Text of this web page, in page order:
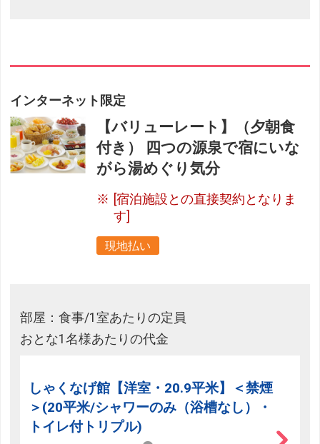
インターネット限定
【バリューレート】（夕朝食
付き） 四つの源泉で宿にいな
がら湯めぐり気分
[宿泊施設との直接契約となりま
す]
現地払い
部屋：食事/1室あたりの定員
おとな1名様あたりの代金
しゃくなげ館【洋室・20.9平米】＜禁煙
＞(20平米/シャワーのみ（浴槽なし）・
トイレ付トリプル)